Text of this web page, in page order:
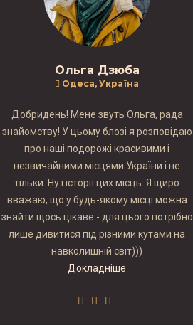
Ольга Дзюба
Одеса, Україна
Добридень! Мене звуть Ольга, рада
знайомству! У цьому блозі я розповідаю
про наші подорожі красивими і
незвичайними місцями України і не
тільки. Ну і історії цих місць. Я щиро
вважаю, що у будь-якому місці можна
знайти щось цікаве - для цього потрібно
лише дивитися під різними кутами на
навколишній світ)))
Докладніше